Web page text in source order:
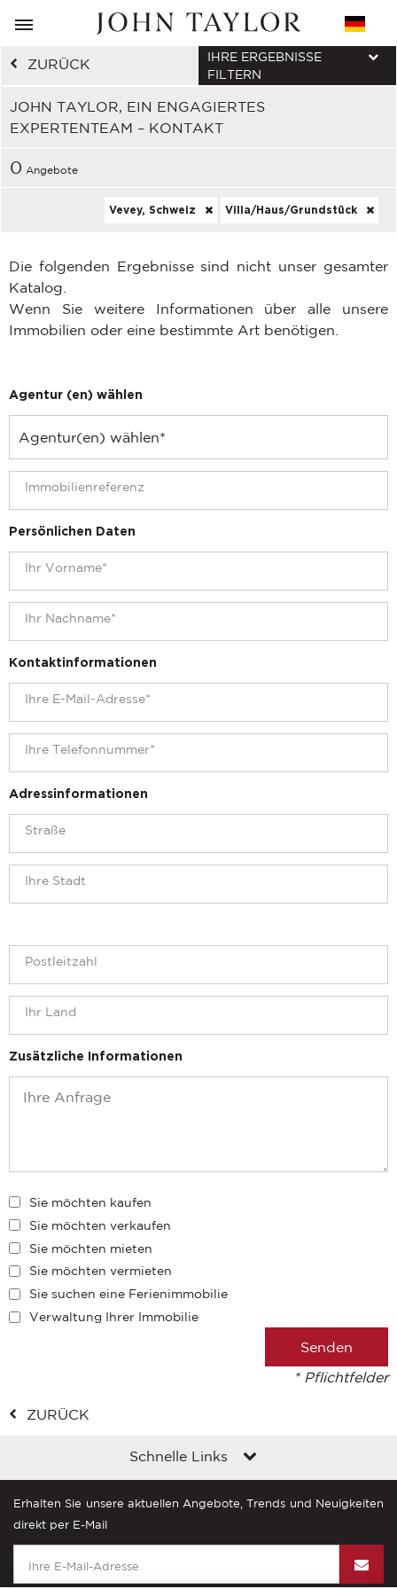
ZURÜCK
JOHN TAYLOR, EIN ENGAGIERTES
EXPERTENTEAM – KONTAKT
IHRE ERGEBNISSE
FILTERN
0 Angebote
Vevey, Schweiz Villa/Haus/Grundstück
Die folgenden Ergebnisse sind nicht unser gesamter
Katalog.
Wenn Sie weitere Informationen über alle unsere
Immobilien oder eine bestimmte Art benötigen.
Agentur (en) wählen
Persönlichen Daten
Kontaktinformationen
Adressinformationen
Zusätzliche Informationen
Sie möchten kaufen
Sie möchten verkaufen
Sie möchten mieten
Sie möchten vermieten
Sie suchen eine Ferienimmobilie
Verwaltung Ihrer Immobilie
* Pflichtfelder
ZURÜCK
Schnelle Links
Erhalten Sie unsere aktuellen Angebote, Trends und Neuigkeiten
direkt per E-Mail